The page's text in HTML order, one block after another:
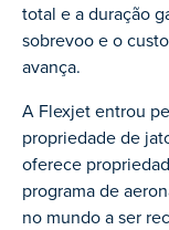
total e a duração
sobrevoo e o
avança.
A Flexjet entrou
propriedade de
oferece
programa de
no mundo a ser